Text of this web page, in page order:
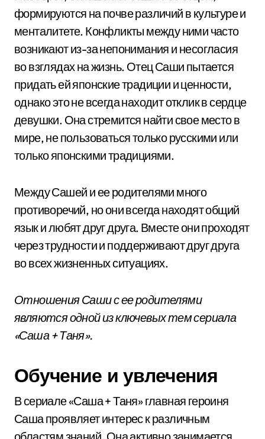
формируются на почве различий в культуре и
менталитете. Конфликты между ними часто
возникают из-за непонимания и несогласия
во взглядах на жизнь. Отец Саши пытается
придать ей японские традиции и ценности,
однако это не всегда находит отклик в сердце
девушки. Она стремится найти свое место в
мире, не пользоваться только русскими или
только японскими традициями.
Между Сашей и ее родителями много
противоречий, но они всегда находят общий
язык и любят друг друга. Вместе они проходят
через трудности и поддерживают друг друга
во всех жизненных ситуациях.
Отношения Саши с ее родителями
являются одной из ключевых тем сериала
«Саша + Таня».
Обучение и увлечения
В сериале «Саша + Таня» главная героиня
Саша проявляет интерес к различным